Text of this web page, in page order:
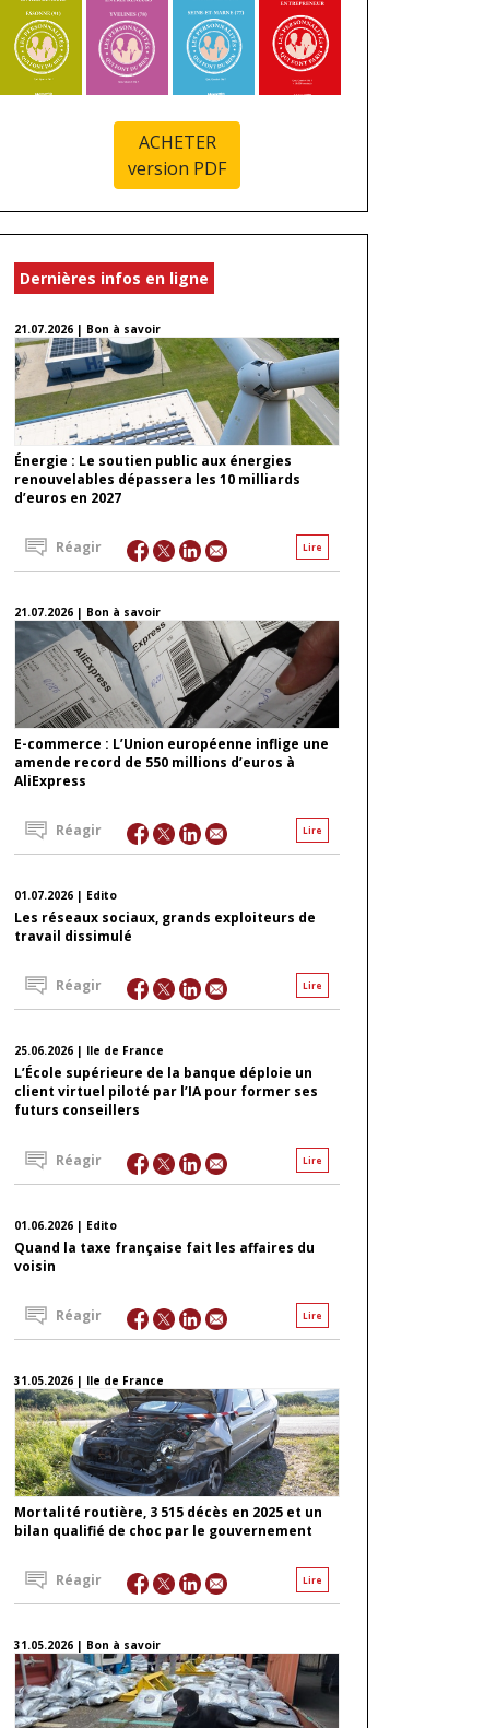
ACHETER
version PDF
Dernières infos en ligne
21.07.2026 | Bon à savoir
Énergie : Le soutien public aux énergies
renouvelables dépassera les 10 milliards
d’euros en 2027
Lire
Réagir
21.07.2026 | Bon à savoir
E-commerce : L’Union européenne inflige une
amende record de 550 millions d’euros à
AliExpress
Lire
Réagir
01.07.2026 | Edito
Les réseaux sociaux, grands exploiteurs de
travail dissimulé
Lire
Réagir
25.06.2026 | Ile de France
L’École supérieure de la banque déploie un
client virtuel piloté par l’IA pour former ses
futurs conseillers
Lire
Réagir
01.06.2026 | Edito
Quand la taxe française fait les affaires du
voisin
Lire
Réagir
31.05.2026 | Ile de France
Mortalité routière, 3 515 décès en 2025 et un
bilan qualifié de choc par le gouvernement
Lire
Réagir
31.05.2026 | Bon à savoir